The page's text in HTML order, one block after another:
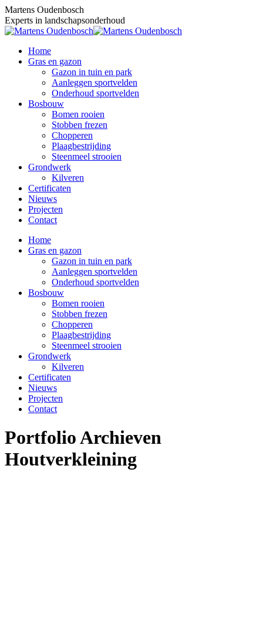
Skip
to
content
Martens Oudenbosch
Experts in landschapsonderhoud
Home
Gras en gazon
Gazon in tuin en park
Aanleggen sportvelden
Onderhoud sportvelden
Bosbouw
Bomen rooien
Stobben frezen
Chopperen
Plaagbestrijding
Steenmeel strooien
Grondwerk
Kilveren
Certificaten
Nieuws
Projecten
Contact
Home
Gras en gazon
Gazon in tuin en park
Aanleggen sportvelden
Onderhoud sportvelden
Bosbouw
Bomen rooien
Stobben frezen
Chopperen
Plaagbestrijding
Steenmeel strooien
Grondwerk
Kilveren
Certificaten
Nieuws
Projecten
Contact
Portfolio Archieven
Houtverkleining